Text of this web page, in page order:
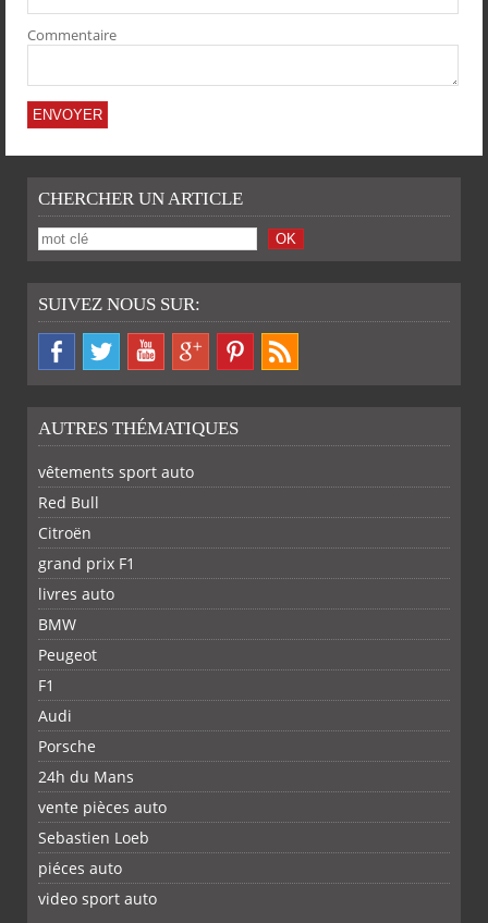
Commentaire
CHERCHER UN ARTICLE
SUIVEZ NOUS SUR:
FACEBOOKTWITTER
AUTRES THÉMATIQUES
vêtements sport auto
Red Bull
Citroën
grand prix F1
livres auto
BMW
Peugeot
F1
Audi
Porsche
24h du Mans
vente pièces auto
Sebastien Loeb
piéces auto
video sport auto